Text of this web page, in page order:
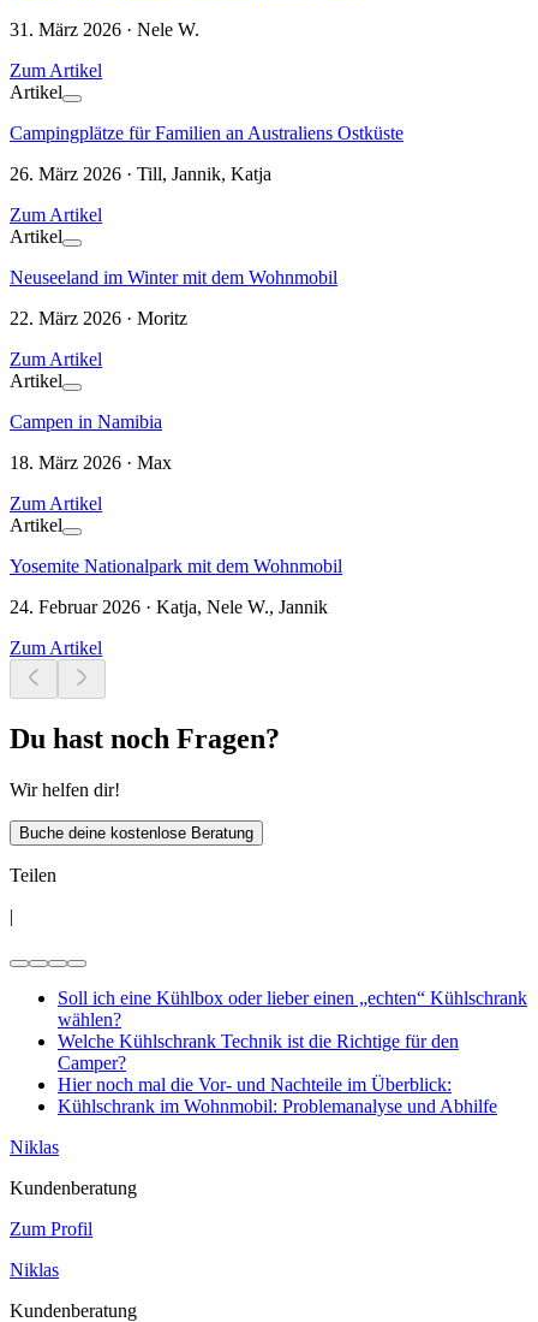
31. März 2026 · Nele W.
Zum Artikel
Artikel
Campingplätze für Familien an Australiens Ostküste
26. März 2026 · Till, Jannik, Katja
Zum Artikel
Artikel
Neuseeland im Winter mit dem Wohnmobil
22. März 2026 · Moritz
Zum Artikel
Artikel
Campen in Namibia
18. März 2026 · Max
Zum Artikel
Artikel
Yosemite Nationalpark mit dem Wohnmobil
24. Februar 2026 · Katja, Nele W., Jannik
Zum Artikel
Du hast noch Fragen?
Wir helfen dir!
Buche deine kostenlose Beratung
Teilen
|
Soll ich eine Kühlbox oder lieber einen „echten“ Kühlschrank
wählen?
Welche Kühlschrank Technik ist die Richtige für den
Camper?
Hier noch mal die Vor- und Nachteile im Überblick:
Kühlschrank im Wohnmobil: Problemanalyse und Abhilfe
Niklas
Kundenberatung
Zum Profil
Niklas
Kundenberatung